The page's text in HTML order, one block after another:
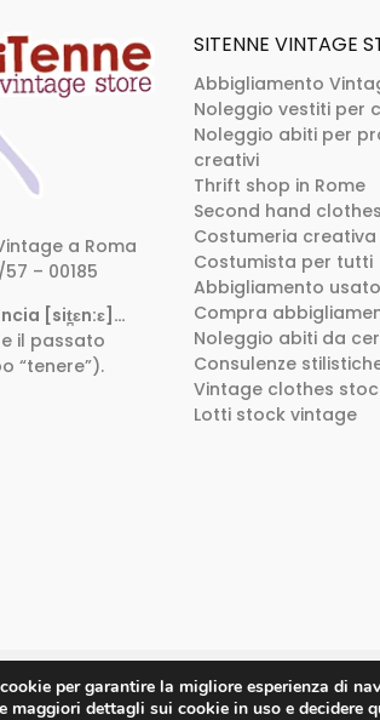
a Roma
– 00185
[sit̪ɛn:ɛ]…
il passato
“tenere”).
SITENNE VINTAGE
Abbigliamento
Noleggio vestiti per
Noleggio abiti per
creativi
Thrift shop in Rome
Second hand clothes
Costumeria creativa
Costumista per tutti
Abbigliamento
Compra
Noleggio abiti da
Consulenze
Vintage clothes
Lotti stock vintage
Store - solo su appuntamento
per garantire la migliore esperienza di
maggiori dettagli sui cookie in uso e